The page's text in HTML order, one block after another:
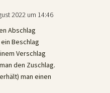
2022 um 14:46
Abschlag
Beschlag
Verschlag
den Zuschlag.
man einen